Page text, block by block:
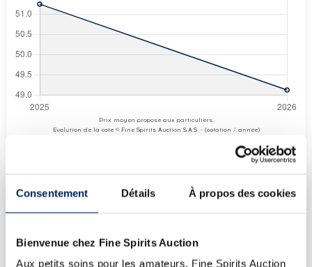
Consentement Détails À propos des cookies
Bienvenue chez Fine Spirits Auction
Aux petits soins pour les amateurs, Fine Spirits Auction
Prix moyen proposé aux particuliers.
Evolution de la cote © Fine Spirits Auction S.A.S. - (cotation / année)
COTE ACTUELLE
49€